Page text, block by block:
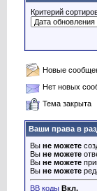
Критерий
Новые
Нет новых
Тема закрыта
Ваши права в
Вы не можете
Вы не можете
Вы не можете
Вы не можете
BB коды Вкл.